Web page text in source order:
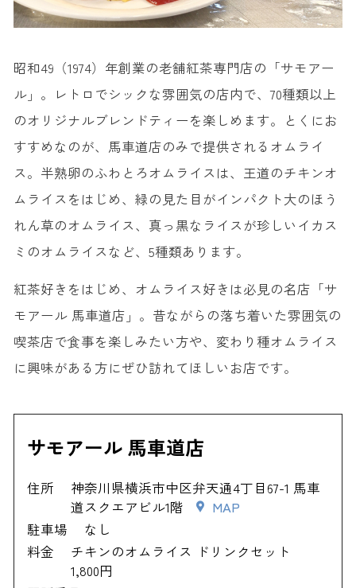
昭和49（1974）年創業の老舗紅茶専門店の「サモアー
ル」。レトロでシックな雰囲気の店内で、70種類以上
のオリジナルブレンドティーを楽しめます。とくにお
すすめなのが、馬車道店のみで提供されるオムライ
ス。半熟卵のふわとろオムライスは、王道のチキンオ
ムライスをはじめ、緑の見た目がインパクト大のほう
れん草のオムライス、真っ黒なライスが珍しいイカス
ミのオムライスなど、5種類あります。
紅茶好きをはじめ、オムライス好きは必見の名店「サ
モアール 馬車道店」。昔ながらの落ち着いた雰囲気の
喫茶店で食事を楽しみたい方や、変わり種オムライス
に興味がある方にぜひ訪れてほしいお店です。
サモアール 馬車道店
住所
神奈川県横浜市中区弁天通4丁目67-1 馬車
道スクエアビル1階
MAP
駐車場
なし
料金
チキンのオムライス ドリンクセット
1,800円